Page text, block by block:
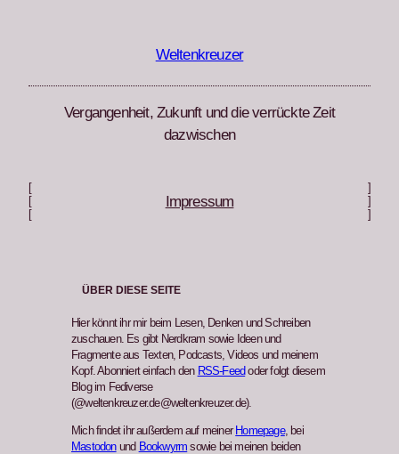
Weltenkreuzer
Vergangenheit, Zukunft und die verrückte Zeit
dazwischen
Impressum
ÜBER DIESE SEITE
Hier könnt ihr mir beim Lesen, Denken und Schreiben
zuschauen. Es gibt Nerdkram sowie Ideen und
Fragmente aus Texten, Podcasts, Videos und meinem
Kopf. Abonniert einfach den RSS-Feed oder folgt diesem
Blog im Fediverse
(@weltenkreuzer.de@weltenkreuzer.de).
Mich findet ihr außerdem auf meiner Homepage, bei
Mastodonund Bookwyrm sowie bei meinen beiden